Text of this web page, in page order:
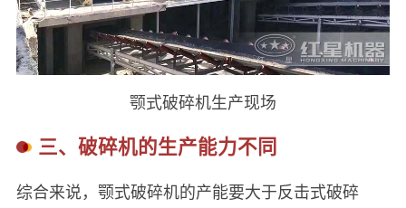
颚式破碎机生产现场
三、破碎机的生产能力不同
综合来说，颚式破碎机的产能要大于反击式破碎